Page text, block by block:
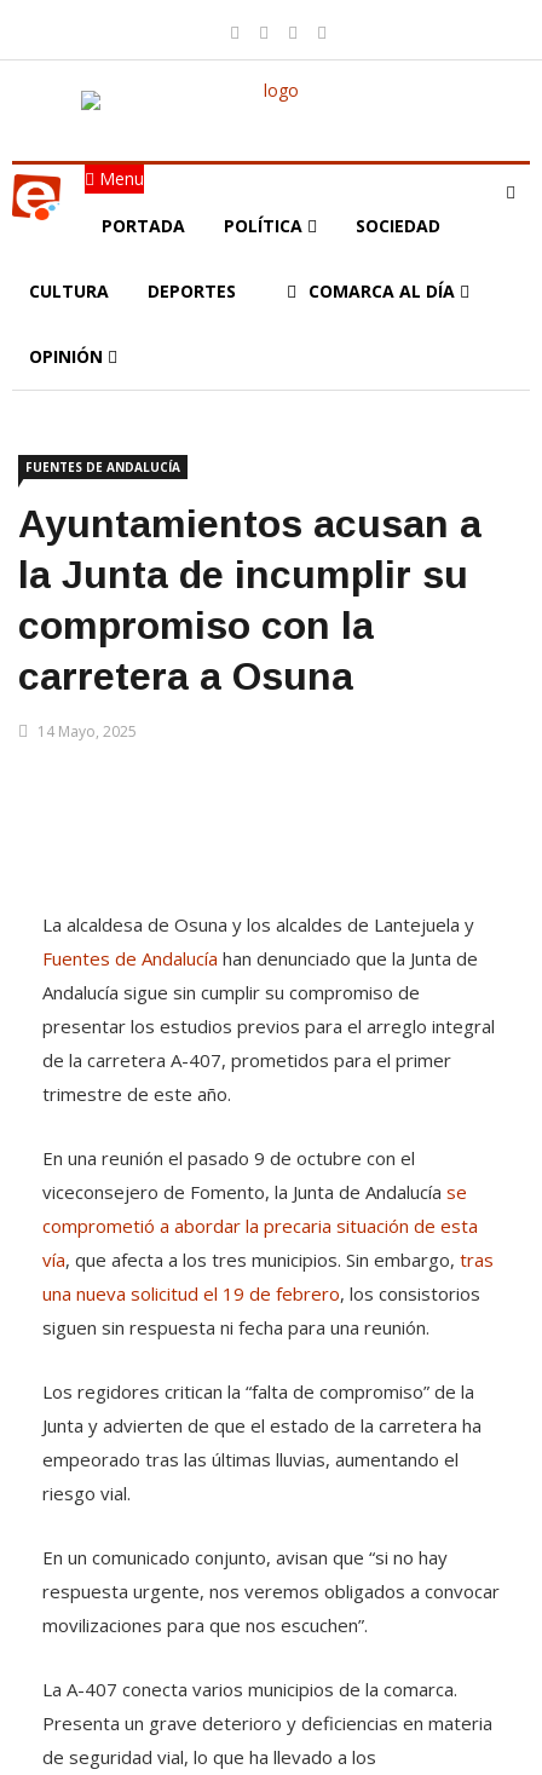
Menu
PORTADA POLÍTICA SOCIEDAD
CULTURA DEPORTES COMARCA AL DÍA
OPINIÓN
FUENTES DE ANDALUCÍA
Ayuntamientos acusan a
la Junta de incumplir su
compromiso con la
carretera a Osuna
14 Mayo, 2025
La alcaldesa de Osuna y los alcaldes de Lantejuela y
Fuentes de Andalucía han denunciado que la Junta de
Andalucía sigue sin cumplir su compromiso de
presentar los estudios previos para el arreglo integral
de la carretera A-407, prometidos para el primer
trimestre de este año.
En una reunión el pasado 9 de octubre con el
viceconsejero de Fomento, la Junta de Andalucía se
comprometió a abordar la precaria situación de esta
vía, que afecta a los tres municipios. Sin embargo, tras
una nueva solicitud el 19 de febrero, los consistorios
siguen sin respuesta ni fecha para una reunión.
Los regidores critican la “falta de compromiso” de la
Junta y advierten de que el estado de la carretera ha
empeorado tras las últimas lluvias, aumentando el
riesgo vial.
En un comunicado conjunto, avisan que “si no hay
respuesta urgente, nos veremos obligados a convocar
movilizaciones para que nos escuchen”.
La A-407 conecta varios municipios de la comarca.
Presenta un grave deterioro y deficiencias en materia
de seguridad vial, lo que ha llevado a los